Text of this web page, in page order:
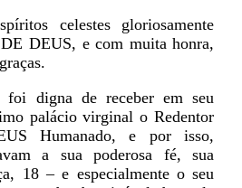
celestes gloriosamente
DEUS, e com muita honra,
foi digna de receber em seu
palácio virginal o Redentor
Humanado, e por isso,
a sua poderosa fé, sua
18 – e especialmente o seu